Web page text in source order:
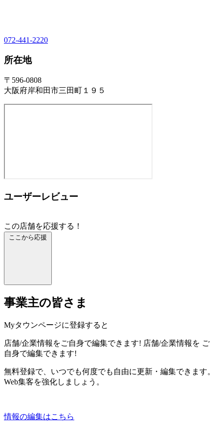
072-441-2220
所在地
〒596-0808
大阪府岸和田市三田町１９５
ユーザーレビュー
この店舗を応援する！
ここから応援
事業主の皆さま
Myタウンページに登録すると
店舗/企業情報をご自身で編集できます! 店舗/企業情報を ご
自身で編集できます!
無料登録で、いつでも何度でも自由に更新・編集できます。
Web集客を強化しましょう。
情報の編集はこちら